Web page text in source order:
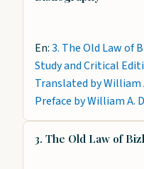
En:3. The Old Law of
Study and Critical
Translated by William
Preface by William A.
3. The Old Law of